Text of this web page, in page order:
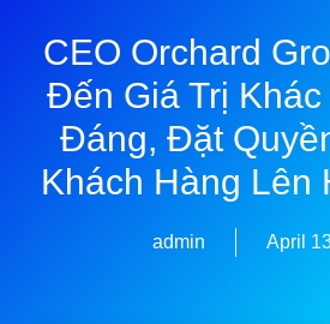
CEO Orchard
Đến Giá Trị
Đáng, Đặt
Khách Hàng Lên
admin April